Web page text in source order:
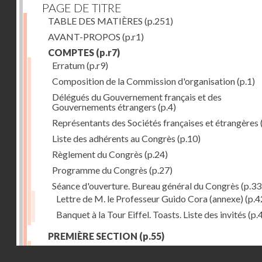
PAGE DE TITRE
TABLE DES MATIÈRES (p.251)
AVANT-PROPOS (p.r1)
COMPTES (p.r7)
Erratum(p.r9)
Composition de la Commission d'organisation(p.1)
Délégués du Gouvernement français et des
Gouvernements étrangers (p.4)
Représentants des Sociétés françaises et étrangères
Liste des adhérents au Congrès (p.10)
Règlement du Congrès (p.24)
Programme du Congrès (p.27)
Séance d'ouverture. Bureau général du Congrès
Lettre de M. le Professeur Guido Cora (annexe)
Banquet à la Tour Eiffel. Toasts. Liste des invités
PREMIÈRE SECTION (p.55)
Séance du 13 août(p.57)